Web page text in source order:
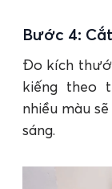
Bước 4:
Đo kích
kiếng theo
nhiều màu
sáng.